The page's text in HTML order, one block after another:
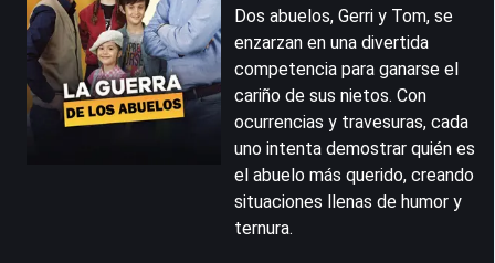
Dos abuelos, Gerri y Tom, se
enzarzan en una divertida
competencia para ganarse el
cariño de sus nietos. Con
ocurrencias y travesuras, cada
uno intenta demostrar quién es
el abuelo más querido, creando
situaciones llenas de humor y
ternura.